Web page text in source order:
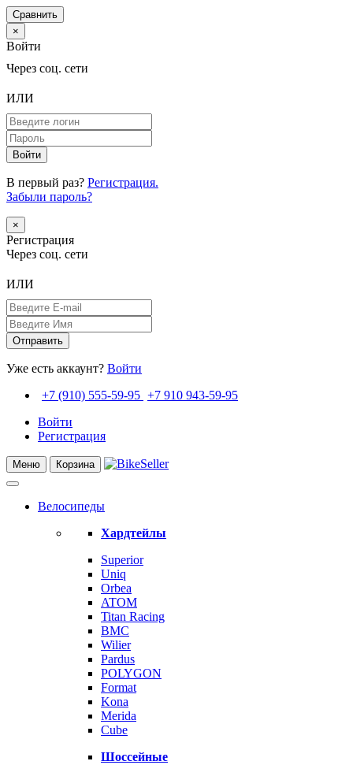
Сравнить
×
Войти
Через соц. сети
ИЛИ
В первый раз? Регистрация.
Забыли пароль?
×
Регистрация
Через соц. сети
ИЛИ
Уже есть аккаунт? Войти
+7 (910) 555-59-95 +7 910 943-59-95
Войти
Регистрация
Меню Корзина
Велосипеды
Хардтейлы
Superior
Uniq
Orbea
ATOM
Titan Racing
BMC
Wilier
Pardus
POLYGON
Format
Kona
Merida
Cube
Шоссейные